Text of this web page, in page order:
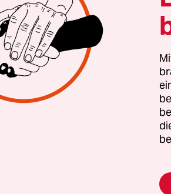
zu.“ Fünf neu gebaute
im österreichischen
Moosbrugger. Kein
Fahrrad oder Auto in der
das kleinste Licht.